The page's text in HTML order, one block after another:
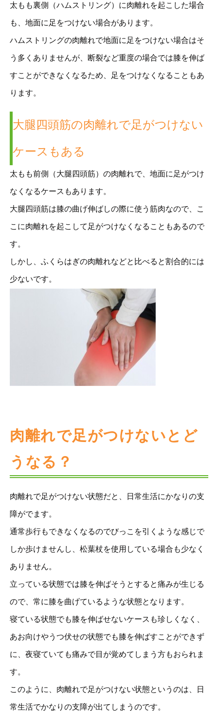
太もも裏側（ハムストリング）に肉離れを起こした場合
も、地面に足をつけない場合があります。
ハムストリングの肉離れで地面に足をつけない場合はそ
う多くありませんが、断裂など重度の場合では膝を伸ば
すことができなくなるため、足をつけなくなることもあ
ります。
大腿四頭筋の肉離れで足がつけない
ケースもある
太もも前側（大腿四頭筋）の肉離れで、地面に足がつけ
なくなるケースもあります。
大腿四頭筋は膝の曲げ伸ばしの際に使う筋肉なので、こ
こに肉離れを起こして足がつけなくなることもあるので
す。
しかし、ふくらはぎの肉離れなどと比べると割合的には
少ないです。
肉離れで足がつけないとど
うなる？
肉離れで足がつけない状態だと、日常生活にかなりの支
障がでます。
通常歩行もできなくなるのでびっこを引くような感じで
しか歩けませんし、松葉杖を使用している場合も少なく
ありません。
立っている状態では膝を伸ばそうとすると痛みが生じる
ので、常に膝を曲げているような状態となります。
寝ている状態でも膝を伸ばせないケースも珍しくなく、
あお向けやうつ伏せの状態でも膝を伸ばすことができず
に、夜寝ていても痛みで目が覚めてしまう方もおられま
す。
このように、肉離れで足がつけない状態というのは、日
常生活でかなりの支障が出てしまうのです。